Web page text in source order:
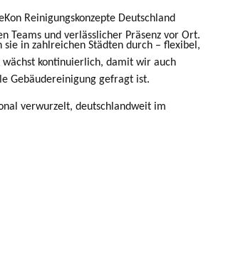
Reinigungskonzepte Deutschland
Teams und verlässlicher Präsenz vor Ort.
in zahlreichen Städten durch – flexibel,
wächst kontinuierlich, damit wir auch
Gebäudereinigung gefragt ist.
verwurzelt, deutschlandweit im